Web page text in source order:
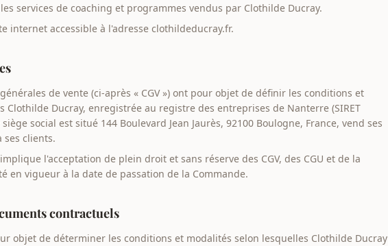
services de coaching et programmes vendus par Clothilde Ducray.
internet accessible à l'adresse clothildeducray.fr.
de vente (ci-après « CGV ») ont pour objet de définir les conditions et
Clothilde Ducray, enregistrée au registre des entreprises de Nanterre (SIRET
social est situé 144 Boulevard Jean Jaurès, 92100 Boulogne, France, vend ses
ses clients.
l'acceptation de plein droit et sans réserve des CGV, des CGU et de la
en vigueur à la date de passation de la Commande.
contractuels
objet de déterminer les conditions et modalités selon lesquelles Clothilde Ducray